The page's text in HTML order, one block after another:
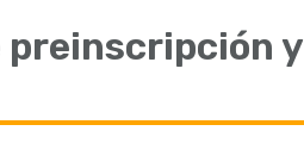
preinscripción y